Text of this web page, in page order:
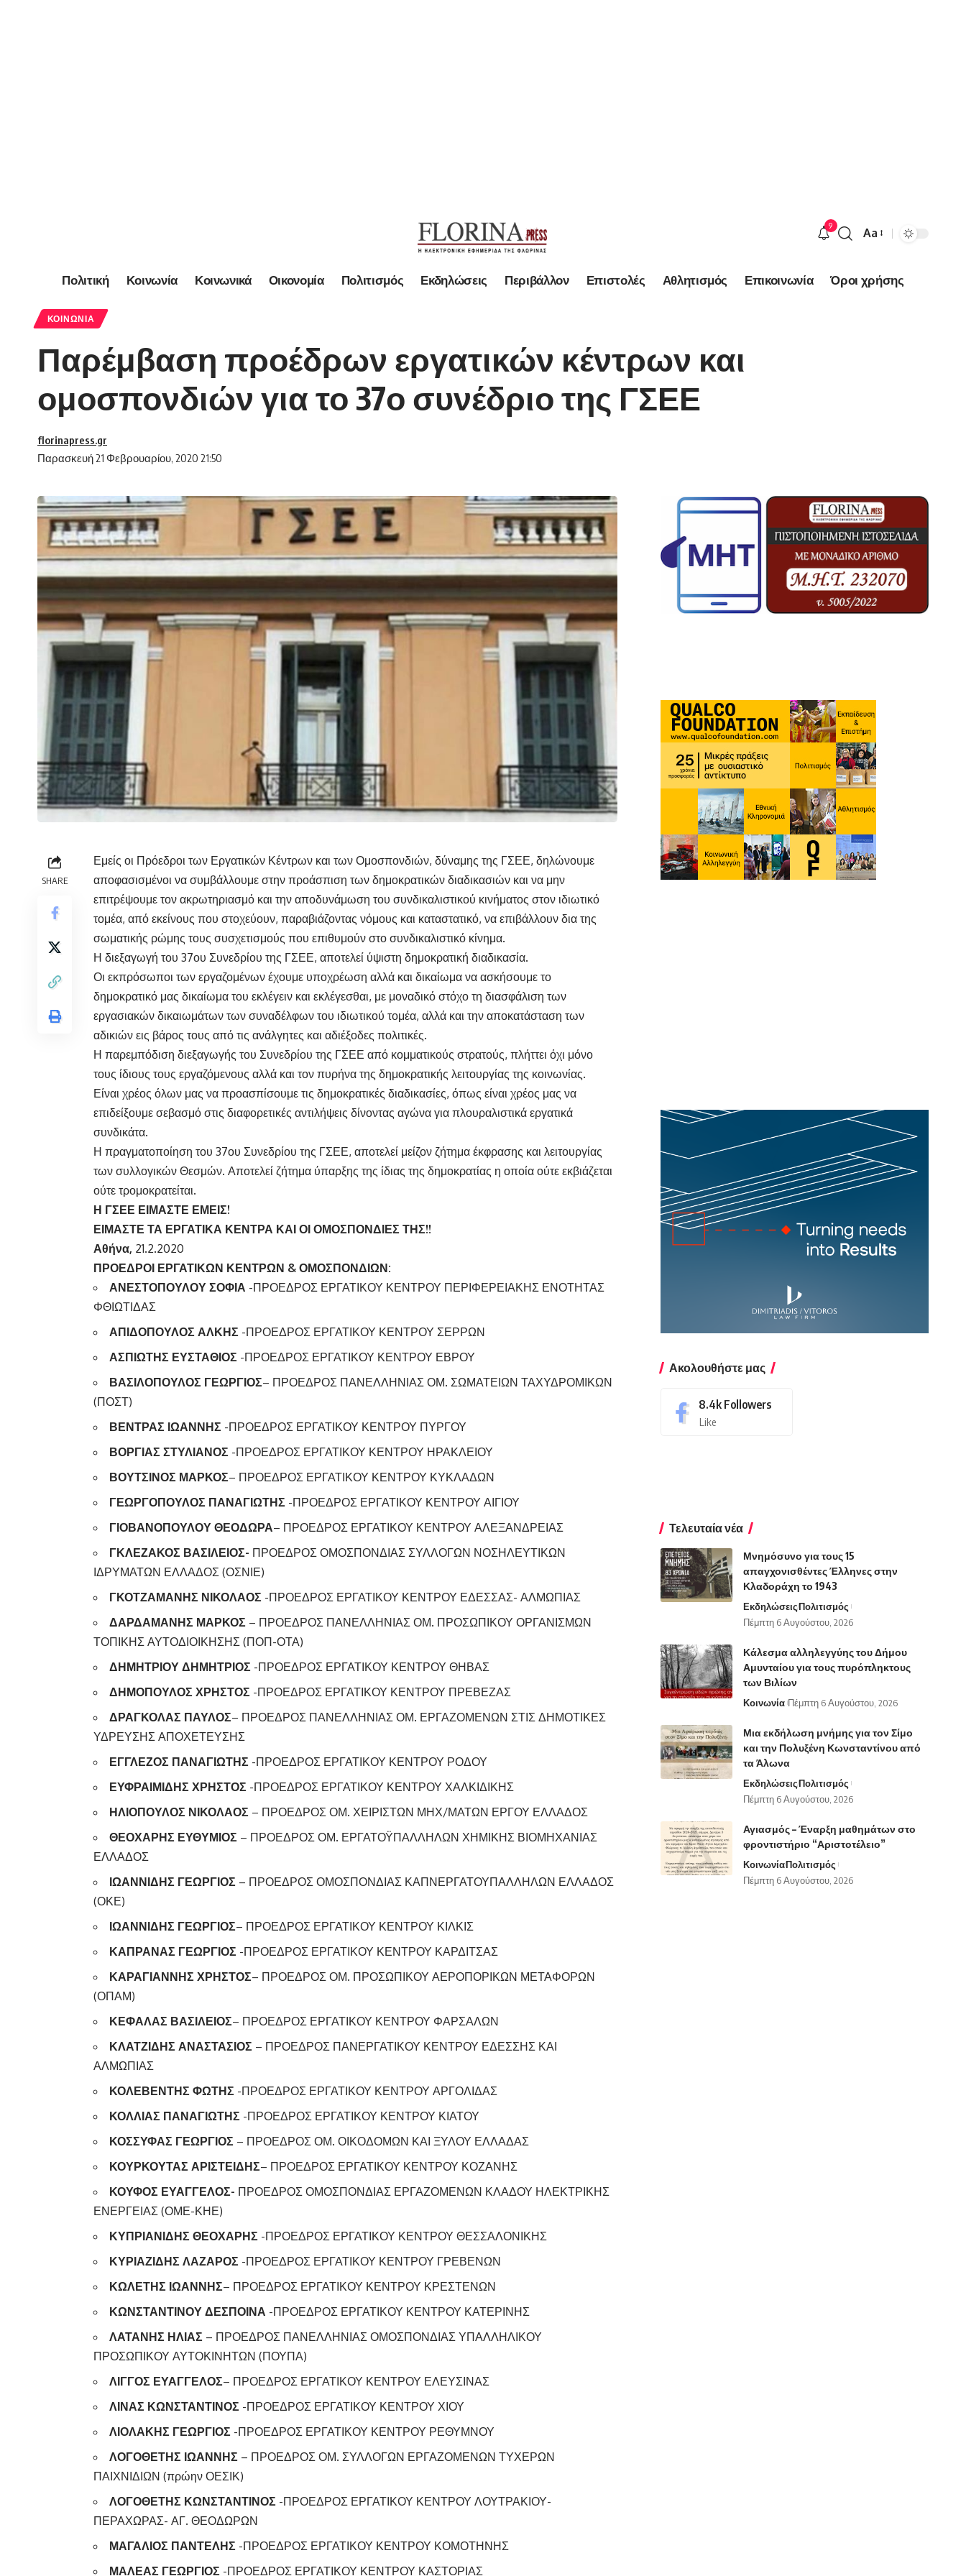
9
Font
Aa
Πολιτική Κοινωνία Κοινωνικά Οικονομία Πολιτισμός Εκδηλώσεις Περιβάλλον Επιστολές Αθλητισμός Επικοινωνία Όροι χρήσης
ΚΟΙΝΩΝΊΑ
Παρέμβαση προέδρων εργατικών κέντρων και
ομοσπονδιών για το 37ο συνέδριο της ΓΣΕΕ
Παρασκευή 21 Φεβρουαρίου, 2020 21:50
florinapress.gr
SHARE
Εμείς οι Πρόεδροι των Εργατικών Κέντρων και των Ομοσπονδιών, δύναμης της ΓΣΕΕ, δηλώνουμε
αποφασισμένοι να συμβάλλουμε στην προάσπιση των δημοκρατικών διαδικασιών και να μην
επιτρέψουμε τον ακρωτηριασμό και την αποδυνάμωση του συνδικαλιστικού κινήματος στον ιδιωτικό
τομέα, από εκείνους που στοχεύουν, παραβιάζοντας νόμους και καταστατικό, να επιβάλλουν δια της
σωματικής ρώμης τους συσχετισμούς που επιθυμούν στο συνδικαλιστικό κίνημα.
Η διεξαγωγή του 37ου Συνεδρίου της ΓΣΕΕ, αποτελεί ύψιστη δημοκρατική διαδικασία.
Οι εκπρόσωποι των εργαζομένων έχουμε υποχρέωση αλλά και δικαίωμα να ασκήσουμε το
δημοκρατικό μας δικαίωμα του εκλέγειν και εκλέγεσθαι, με μοναδικό στόχο τη διασφάλιση των
εργασιακών δικαιωμάτων των συναδέλφων του ιδιωτικού τομέα, αλλά και την αποκατάσταση των
αδικιών εις βάρος τους από τις ανάλγητες και αδιέξοδες πολιτικές.
Η παρεμπόδιση διεξαγωγής του Συνεδρίου της ΓΣΕΕ από κομματικούς στρατούς, πλήττει όχι μόνο
τους ίδιους τους εργαζόμενους αλλά και τον πυρήνα της δημοκρατικής λειτουργίας της κοινωνίας.
Είναι χρέος όλων μας να προασπίσουμε τις δημοκρατικές διαδικασίες, όπως είναι χρέος μας να
επιδείξουμε σεβασμό στις διαφορετικές αντιλήψεις δίνοντας αγώνα για πλουραλιστικά εργατικά
συνδικάτα.
Η πραγματοποίηση του 37ου Συνεδρίου της ΓΣΕΕ, αποτελεί μείζον ζήτημα έκφρασης και λειτουργίας
των συλλογικών Θεσμών. Αποτελεί ζήτημα ύπαρξης της ίδιας της δημοκρατίας η οποία ούτε εκβιάζεται
ούτε τρομοκρατείται.
Η ΓΣΕΕ ΕΙΜΑΣΤΕ ΕΜΕΙΣ!
ΕΙΜΑΣΤΕ ΤΑ ΕΡΓΑΤΙΚΑ ΚΕΝΤΡΑ ΚΑΙ ΟΙ ΟΜΟΣΠΟΝΔΙΕΣ ΤΗΣ!!
Αθήνα, 21.2.2020
ΠΡΟΕΔΡΟΙ ΕΡΓΑΤΙΚΩΝ ΚΕΝΤΡΩΝ & ΟΜΟΣΠΟΝΔΙΩΝ:
ΑΝΕΣΤΟΠΟΥΛΟΥ ΣΟΦΙΑ -ΠΡΟΕΔΡΟΣ ΕΡΓΑΤΙΚΟΥ ΚΕΝΤΡΟΥ ΠΕΡΙΦΕΡΕΙΑΚΗΣ ΕΝΟΤΗΤΑΣ
ΦΘΙΩΤΙΔΑΣ
ΑΠΙΔΟΠΟΥΛΟΣ ΑΛΚΗΣ -ΠΡΟΕΔΡΟΣ ΕΡΓΑΤΙΚΟΥ ΚΕΝΤΡΟΥ ΣΕΡΡΩΝ
ΑΣΠΙΩΤΗΣ ΕΥΣΤΑΘΙΟΣ -ΠΡΟΕΔΡΟΣ ΕΡΓΑΤΙΚΟΥ ΚΕΝΤΡΟΥ ΕΒΡΟΥ
ΒΑΣΙΛΟΠΟΥΛΟΣ ΓΕΩΡΓΙΟΣ– ΠΡΟΕΔΡΟΣ ΠΑΝΕΛΛΗΝΙΑΣ ΟΜ. ΣΩΜΑΤΕΙΩΝ ΤΑΧΥΔΡΟΜΙΚΩΝ
(ΠΟΣΤ)
ΒΕΝΤΡΑΣ ΙΩΑΝΝΗΣ -ΠΡΟΕΔΡΟΣ ΕΡΓΑΤΙΚΟΥ ΚΕΝΤΡΟΥ ΠΥΡΓΟΥ
ΒΟΡΓΙΑΣ ΣΤΥΛΙΑΝΟΣ -ΠΡΟΕΔΡΟΣ ΕΡΓΑΤΙΚΟΥ ΚΕΝΤΡΟΥ ΗΡΑΚΛΕΙΟΥ
ΒΟΥΤΣΙΝΟΣ ΜΑΡΚΟΣ– ΠΡΟΕΔΡΟΣ ΕΡΓΑΤΙΚΟΥ ΚΕΝΤΡΟΥ ΚΥΚΛΑΔΩΝ
ΓΕΩΡΓΟΠΟΥΛΟΣ ΠΑΝΑΓΙΩΤΗΣ -ΠΡΟΕΔΡΟΣ ΕΡΓΑΤΙΚΟΥ ΚΕΝΤΡΟΥ ΑΙΓΙΟΥ
ΓΙΟΒΑΝΟΠΟΥΛΟΥ ΘΕΟΔΩΡΑ– ΠΡΟΕΔΡΟΣ ΕΡΓΑΤΙΚΟΥ ΚΕΝΤΡΟΥ ΑΛΕΞΑΝΔΡΕΙΑΣ
ΓΚΛΕΖΑΚΟΣ ΒΑΣΙΛΕΙΟΣ- ΠΡΟΕΔΡΟΣ ΟΜΟΣΠΟΝΔΙΑΣ ΣΥΛΛΟΓΩΝ ΝΟΣΗΛΕΥΤΙΚΩΝ
ΙΔΡΥΜΑΤΩΝ ΕΛΛΑΔΟΣ (ΟΣΝΙΕ)
ΓΚΟΤΖΑΜΑΝΗΣ ΝΙΚΟΛΑΟΣ -ΠΡΟΕΔΡΟΣ ΕΡΓΑΤΙΚΟΥ ΚΕΝΤΡΟΥ ΕΔΕΣΣΑΣ- ΑΛΜΩΠΙΑΣ
ΔΑΡΔΑΜΑΝΗΣ ΜΑΡΚΟΣ – ΠΡΟΕΔΡΟΣ ΠΑΝΕΛΛΗΝΙΑΣ ΟΜ. ΠΡΟΣΩΠΙΚΟΥ ΟΡΓΑΝΙΣΜΩΝ
ΤΟΠΙΚΗΣ ΑΥΤΟΔΙΟΙΚΗΣΗΣ (ΠΟΠ-ΟΤΑ)
ΔΗΜΗΤΡΙΟΥ ΔΗΜΗΤΡΙΟΣ -ΠΡΟΕΔΡΟΣ ΕΡΓΑΤΙΚΟΥ ΚΕΝΤΡΟΥ ΘΗΒΑΣ
ΔΗΜΟΠΟΥΛΟΣ ΧΡΗΣΤΟΣ -ΠΡΟΕΔΡΟΣ ΕΡΓΑΤΙΚΟΥ ΚΕΝΤΡΟΥ ΠΡΕΒΕΖΑΣ
ΔΡΑΓΚΟΛΑΣ ΠΑΥΛΟΣ– ΠΡΟΕΔΡΟΣ ΠΑΝΕΛΛΗΝΙΑΣ ΟΜ. ΕΡΓΑΖΟΜΕΝΩΝ ΣΤΙΣ ΔΗΜΟΤΙΚΕΣ
ΥΔΡΕΥΣΗΣ ΑΠΟΧΕΤΕΥΣΗΣ
ΕΓΓΛΕΖΟΣ ΠΑΝΑΓΙΩΤΗΣ -ΠΡΟΕΔΡΟΣ ΕΡΓΑΤΙΚΟΥ ΚΕΝΤΡΟΥ ΡΟΔΟΥ
ΕΥΦΡΑΙΜΙΔΗΣ ΧΡΗΣΤΟΣ -ΠΡΟΕΔΡΟΣ ΕΡΓΑΤΙΚΟΥ ΚΕΝΤΡΟΥ ΧΑΛΚΙΔΙΚΗΣ
ΗΛΙΟΠΟΥΛΟΣ ΝΙΚΟΛΑΟΣ – ΠΡΟΕΔΡΟΣ ΟΜ. ΧΕΙΡΙΣΤΩΝ ΜΗΧ/ΜΑΤΩΝ ΕΡΓΟΥ ΕΛΛΑΔΟΣ
ΘΕΟΧΑΡΗΣ ΕΥΘΥΜΙΟΣ – ΠΡΟΕΔΡΟΣ ΟΜ. ΕΡΓΑΤΟΫΠΑΛΛΗΛΩΝ ΧΗΜΙΚΗΣ ΒΙΟΜΗΧΑΝΙΑΣ
ΕΛΛΑΔΟΣ
ΙΩΑΝΝΙΔΗΣ ΓΕΩΡΓΙΟΣ – ΠΡΟΕΔΡΟΣ ΟΜΟΣΠΟΝΔΙΑΣ ΚΑΠΝΕΡΓΑΤΟΥΠΑΛΛΗΛΩΝ ΕΛΛΑΔΟΣ
(ΟΚΕ)
ΙΩΑΝΝΙΔΗΣ ΓΕΩΡΓΙΟΣ– ΠΡΟΕΔΡΟΣ ΕΡΓΑΤΙΚΟΥ ΚΕΝΤΡΟΥ ΚΙΛΚΙΣ
ΚΑΠΡΑΝΑΣ ΓΕΩΡΓΙΟΣ -ΠΡΟΕΔΡΟΣ ΕΡΓΑΤΙΚΟΥ ΚΕΝΤΡΟΥ ΚΑΡΔΙΤΣΑΣ
ΚΑΡΑΓΙΑΝΝΗΣ ΧΡΗΣΤΟΣ– ΠΡΟΕΔΡΟΣ ΟΜ. ΠΡΟΣΩΠΙΚΟΥ ΑΕΡΟΠΟΡΙΚΩΝ ΜΕΤΑΦΟΡΩΝ
(ΟΠΑΜ)
ΚΕΦΑΛΑΣ ΒΑΣΙΛΕΙΟΣ– ΠΡΟΕΔΡΟΣ ΕΡΓΑΤΙΚΟΥ ΚΕΝΤΡΟΥ ΦΑΡΣΑΛΩΝ
ΚΛΑΤΖΙΔΗΣ ΑΝΑΣΤΑΣΙΟΣ – ΠΡΟΕΔΡΟΣ ΠΑΝΕΡΓΑΤΙΚΟΥ ΚΕΝΤΡΟΥ ΕΔΕΣΣΗΣ ΚΑΙ
ΑΛΜΩΠΙΑΣ
ΚΟΛΕΒΕΝΤΗΣ ΦΩΤΗΣ -ΠΡΟΕΔΡΟΣ ΕΡΓΑΤΙΚΟΥ ΚΕΝΤΡΟΥ ΑΡΓΟΛΙΔΑΣ
ΚΟΛΛΙΑΣ ΠΑΝΑΓΙΩΤΗΣ -ΠΡΟΕΔΡΟΣ ΕΡΓΑΤΙΚΟΥ ΚΕΝΤΡΟΥ ΚΙΑΤΟΥ
ΚΟΣΣΥΦΑΣ ΓΕΩΡΓΙΟΣ – ΠΡΟΕΔΡΟΣ ΟΜ. ΟΙΚΟΔΟΜΩΝ ΚΑΙ ΞΥΛΟΥ ΕΛΛΑΔΑΣ
ΚΟΥΡΚΟΥΤΑΣ ΑΡΙΣΤΕΙΔΗΣ– ΠΡΟΕΔΡΟΣ ΕΡΓΑΤΙΚΟΥ ΚΕΝΤΡΟΥ ΚΟΖΑΝΗΣ
ΚΟΥΦΟΣ ΕΥΑΓΓΕΛΟΣ- ΠΡΟΕΔΡΟΣ ΟΜΟΣΠΟΝΔΙΑΣ ΕΡΓΑΖΟΜΕΝΩΝ ΚΛΑΔΟΥ ΗΛΕΚΤΡΙΚΗΣ
ΕΝΕΡΓΕΙΑΣ (ΟΜΕ-ΚΗΕ)
ΚΥΠΡΙΑΝΙΔΗΣ ΘΕΟΧΑΡΗΣ -ΠΡΟΕΔΡΟΣ ΕΡΓΑΤΙΚΟΥ ΚΕΝΤΡΟΥ ΘΕΣΣΑΛΟΝΙΚΗΣ
ΚΥΡΙΑΖΙΔΗΣ ΛΑΖΑΡΟΣ -ΠΡΟΕΔΡΟΣ ΕΡΓΑΤΙΚΟΥ ΚΕΝΤΡΟΥ ΓΡΕΒΕΝΩΝ
ΚΩΛΕΤΗΣ ΙΩΑΝΝΗΣ– ΠΡΟΕΔΡΟΣ ΕΡΓΑΤΙΚΟΥ ΚΕΝΤΡΟΥ ΚΡΕΣΤΕΝΩΝ
ΚΩΝΣΤΑΝΤΙΝΟΥ ΔΕΣΠΟΙΝΑ -ΠΡΟΕΔΡΟΣ ΕΡΓΑΤΙΚΟΥ ΚΕΝΤΡΟΥ ΚΑΤΕΡΙΝΗΣ
ΛΑΤΑΝΗΣ ΗΛΙΑΣ – ΠΡΟΕΔΡΟΣ ΠΑΝΕΛΛΗΝΙΑΣ ΟΜΟΣΠΟΝΔΙΑΣ ΥΠΑΛΛΗΛΙΚΟΥ
ΠΡΟΣΩΠΙΚΟΥ ΑΥΤΟΚΙΝΗΤΩΝ (ΠΟΥΠΑ)
ΛΙΓΓΟΣ ΕΥΑΓΓΕΛΟΣ– ΠΡΟΕΔΡΟΣ ΕΡΓΑΤΙΚΟΥ ΚΕΝΤΡΟΥ ΕΛΕΥΣΙΝΑΣ
ΛΙΝΑΣ ΚΩΝΣΤΑΝΤΙΝΟΣ -ΠΡΟΕΔΡΟΣ ΕΡΓΑΤΙΚΟΥ ΚΕΝΤΡΟΥ ΧΙΟΥ
ΛΙΟΛΑΚΗΣ ΓΕΩΡΓΙΟΣ -ΠΡΟΕΔΡΟΣ ΕΡΓΑΤΙΚΟΥ ΚΕΝΤΡΟΥ ΡΕΘΥΜΝΟΥ
ΛΟΓΟΘΕΤΗΣ ΙΩΑΝΝΗΣ – ΠΡΟΕΔΡΟΣ ΟΜ. ΣΥΛΛΟΓΩΝ ΕΡΓΑΖΟΜΕΝΩΝ ΤΥΧΕΡΩΝ
ΠΑΙΧΝΙΔΙΩΝ (πρώην ΟΕΣΙΚ)
ΛΟΓΟΘΕΤΗΣ ΚΩΝΣΤΑΝΤΙΝΟΣ -ΠΡΟΕΔΡΟΣ ΕΡΓΑΤΙΚΟΥ ΚΕΝΤΡΟΥ ΛΟΥΤΡΑΚΙΟΥ-
ΠΕΡΑΧΩΡΑΣ- ΑΓ. ΘΕΟΔΩΡΩΝ
ΜΑΓΑΛΙΟΣ ΠΑΝΤΕΛΗΣ -ΠΡΟΕΔΡΟΣ ΕΡΓΑΤΙΚΟΥ ΚΕΝΤΡΟΥ ΚΟΜΟΤΗΝΗΣ
ΜΑΛΕΑΣ ΓΕΩΡΓΙΟΣ -ΠΡΟΕΔΡΟΣ ΕΡΓΑΤΙΚΟΥ ΚΕΝΤΡΟΥ ΚΑΣΤΟΡΙΑΣ
Ακολουθήστε μας
8.4k Followers
Like
Τελευταία νέα
Μνημόσυνο για τους 15
απαγχονισθέντες Έλληνες στην
Κλαδοράχη το 1943
ΕκδηλώσειςΠολιτισμός
Πέμπτη 6 Αυγούστου, 2026
Κάλεσμα αλληλεγγύης του Δήμου
Αμυνταίου για τους πυρόπληκτους
των Βιλίων
Κοινωνία Πέμπτη 6 Αυγούστου, 2026
Μια εκδήλωση μνήμης για τον Σίμο
και την Πολυξένη Κωνσταντίνου από
τα Άλωνα
ΕκδηλώσειςΠολιτισμός
Πέμπτη 6 Αυγούστου, 2026
Αγιασμός – Έναρξη μαθημάτων στο
φροντιστήριο “Αριστοτέλειο”
ΚοινωνίαΠολιτισμός
Πέμπτη 6 Αυγούστου, 2026